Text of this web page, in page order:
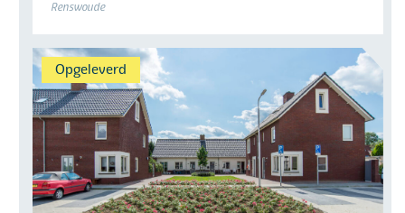
Renswoude
Opgeleverd